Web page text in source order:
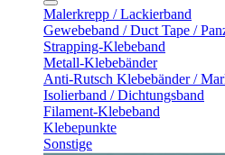
Malerkrepp / Lackierband
Gewebeband / Duct Tape /
Strapping-Klebeband
Metall-Klebebänder
Anti-Rutsch Klebebänder /
Isolierband / Dichtungsband
Filament-Klebeband
Klebepunkte
Sonstige